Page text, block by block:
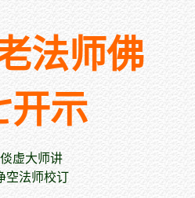
法师佛
开示
倓虚大师讲
空法师校订